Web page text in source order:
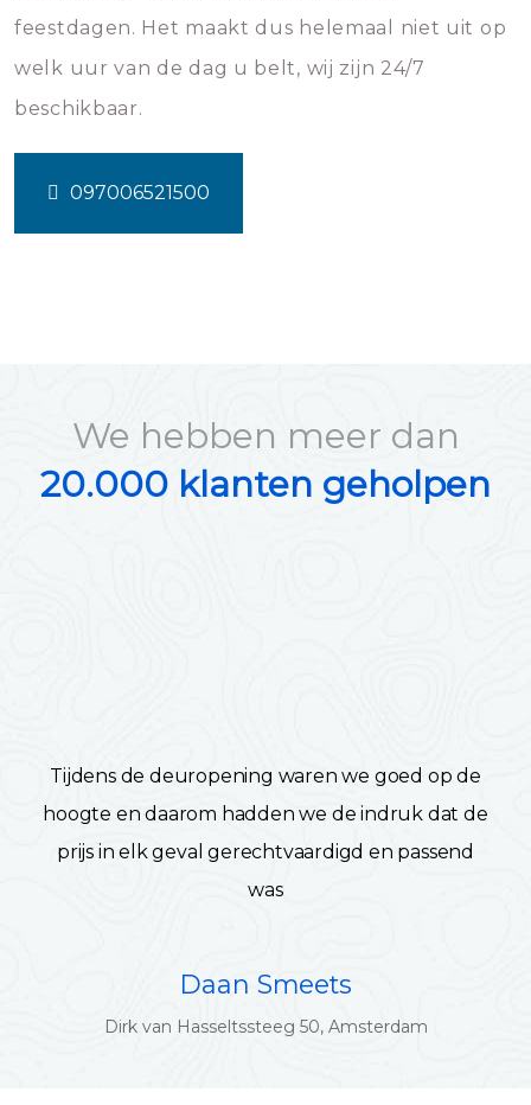
feestdagen. Het maakt dus helemaal niet uit op
welk uur van de dag u belt, wij zijn 24/7
beschikbaar.
097006521500
We hebben meer dan
20.000 klanten geholpen
Tijdens de deuropening waren we goed op de
hoogte en daarom hadden we de indruk dat de
prijs in elk geval gerechtvaardigd en passend
was
Daan Smeets
Dirk van Hasseltssteeg 50, Amsterdam